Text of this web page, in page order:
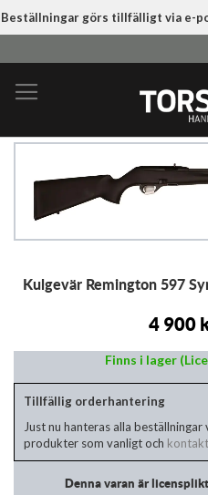
Beställningar görs tillfälligt via e-
till
innehållet
slutet
bildgalleriet
tillKulgevär Remington 597
4 900
Finns i lager
Tillfällig orderhantering
Just nu hanteras alla
produkter som vanligt och
Denna varan är